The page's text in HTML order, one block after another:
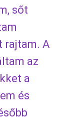
sőt
rajtam. A
az
a
és